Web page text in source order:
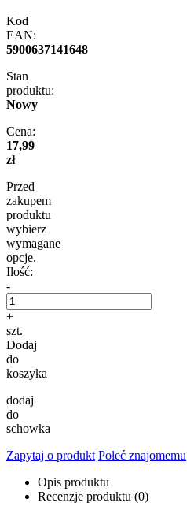
Kod
EAN:
5900637141648
Stan
produktu:
Nowy
Cena:
17,99
zł
Przed
zakupem
produktu
wybierz
wymagane
opcje.
Ilość:
-
+
szt.
Dodaj
do
koszyka
dodaj
do
schowka
Zapytaj o produkt Poleć znajomemu
Opis produktu
Recenzje produktu (0)